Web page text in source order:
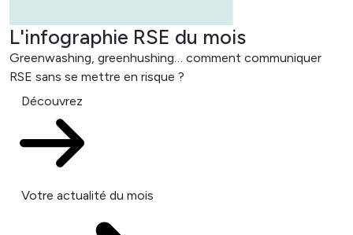
L'infographie RSE du mois
Greenwashing, greenhushing… comment communiquer
RSE sans se mettre en risque ?
Découvrez
Votre actualité du mois